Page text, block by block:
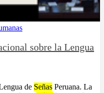
sobre la Lengua
de Señas Peruana. La